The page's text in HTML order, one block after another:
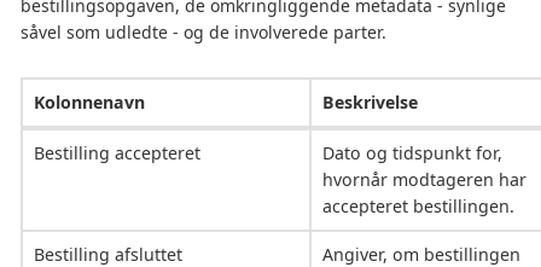
bestillingsopgaven, de omkringliggende metadata - synlige
såvel som udledte - og de involverede parter.
Kolonnenavn Beskrivelse
Bestilling accepteret
Dato og tidspunkt for,
hvornår modtageren har
accepteret bestillingen.
Bestilling afsluttet
Angiver, om bestillingen